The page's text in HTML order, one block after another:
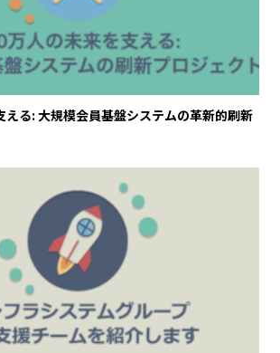
える: 大規模会員基盤システムの革新的刷新